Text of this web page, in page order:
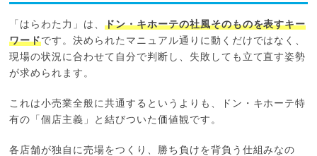
「はらわた力」は、ドン・キホーテの社風そのものを表すキー
ワードです。決められたマニュアル通りに動くだけではなく、
現場の状況に合わせて自分で判断し、失敗しても立て直す姿勢
が求められます。
これは小売業全般に共通するというよりも、ドン・キホーテ特
有の「個店主義」と結びついた価値観です。
各店舗が独自に売場をつくり、勝ち負けを背負う仕組みなの